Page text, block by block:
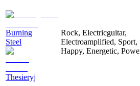
Burning
Steel
Thesieryj
Rock, Electricguitar,
Electroamplified, Sport,
Happy, Energetic,